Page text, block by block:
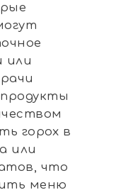
или
горох в
или
что
меню